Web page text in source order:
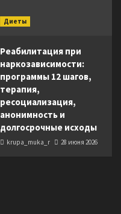
Диеты
Реабилитация при
наркозависимости:
программы 12 шагов,
терапия,
ресоциализация,
анонимность и
долгосрочные исходы
krupa_muka_r 28 июня 2026